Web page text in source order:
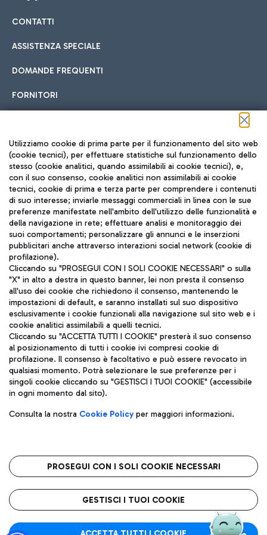
Cucina Internazionale
Fast Food
Pizza
Gelateria
Wine Bar & Sparkling
Hotel in aeroporto
Scegli l'alloggio più adatto e approfitta della vicinanza
all'aeroporto.
Car sharing
Con il Car Sharing è ancora più facile spostarsi
Treno
Raggiungi velocemente l'aeroporto di Fiumicino da Roma
tramite i servizi ferroviari Trenitalia.
Autobus
Scopri le linee di autobus per raggiungere l'aeroporto
Leonardo Da Vinci.
Raggiungi l’aeroporto senza pensieri con il servizio di taxi a
Ristoranti
Scopri la nostra offerta per una pausa gustosa in aeroporto
Mappa Aeroporto Fiumicino
CONTATTI
ASSISTENZA SPECIALE
DOMANDE FREQUENTI
FORNITORI
Seguici sui social
TRAVEL JOURNAL
ITA
Aeroporti di Roma S.p.A. - Società soggetta a direzione e
coordinamento di Mundys S.p.A.
Codice fiscale e Registro delle Imprese di Roma 13032990155 P.
IVA 06572251004
Capitale sociale 62.224.743,00 int. vers.
Sede legale: Via Pier Paolo Racchetti 1 - 00054 Fiumicino (RM)
telefono +39 06 65951
Privacy policy
Note legali
Roma FCO
L'aeroporto stellato
Utilizziamo cookie di prima parte per il funzionamento del sito web
(cookie tecnici), per effettuare statistiche sul funzionamento dello
stesso (cookie analitici, quando assimilabili ai cookie tecnici), e,
con il suo consenso, cookie analitici non assimilabili ai cookie
tecnici, cookie di prima e terza parte per comprendere i contenuti
di suo interesse; inviarle messaggi commerciali in linea con le sue
preferenze manifestate nell'ambito dell'utilizzo delle funzionalità e
della navigazione in rete; effettuare analisi e monitoraggio dei
suoi comportamenti; personalizzare gli annunci e le inserzioni
pubblicitari anche attraverso interazioni social network (cookie di
profilazione).
Cliccando su "PROSEGUI CON I SOLI COOKIE NECESSARI" o sulla
"X" in alto a destra in questo banner, lei non presta il consenso
all'uso dei cookie che richiedono il consenso, mantenendo le
impostazioni di default, e saranno installati sul suo dispositivo
esclusivamente i cookie funzionali alla navigazione sul sito web e i
cookie analitici assimilabili a quelli tecnici.
Cliccando su "ACCETTA TUTTI I COOKIE" presterà il suo consenso
al posizionamento di tutti i cookie ivi compresi cookie di
profilazione. Il consenso è facoltativo e può essere revocato in
qualsiasi momento. Potrà selezionare le sue preferenze per i
singoli cookie cliccando su "GESTISCI I TUOI COOKIE" (accessibile
in ogni momento dal sito).
Consulta la nostra Cookie Policyper maggiori informazioni.
PROSEGUI CON I SOLI COOKIE NECESSARI
GESTISCI I TUOI COOKIE